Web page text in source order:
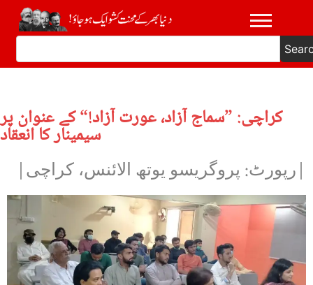
کراچی: ”سماج آزاد، عورت آزاد!“ کے عنوان پر
سیمینار کا انعقاد
|رپورٹ: پروگریسو یوتھ الائنس، کراچی|